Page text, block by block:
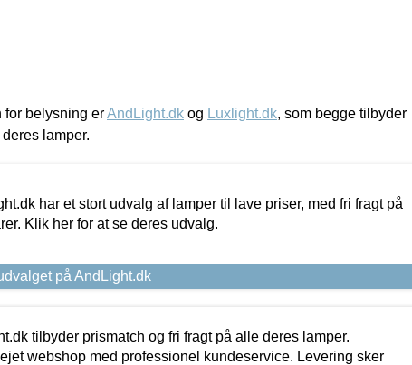
belysning erAndLight.dk og Luxlight.dk, som begge tilbyder
lamper.
har et stort udvalg af lamper til lave priser, med fri fragt på
Klik her for at se deres udvalg.
på AndLight.dk
tilbyder prismatch og fri fragt på alle deres lamper.
webshop med professionel kundeservice. Levering sker